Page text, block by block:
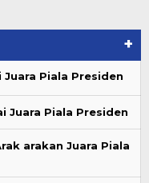
+
Piala Presiden
Juara Piala Presiden
arakan Juara Piala